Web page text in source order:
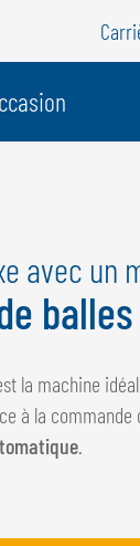
avec un
la machine
à la commande
.